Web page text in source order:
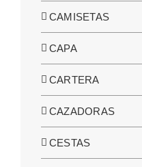
CAMISETAS
CAPA
CARTERA
CAZADORAS
CESTAS